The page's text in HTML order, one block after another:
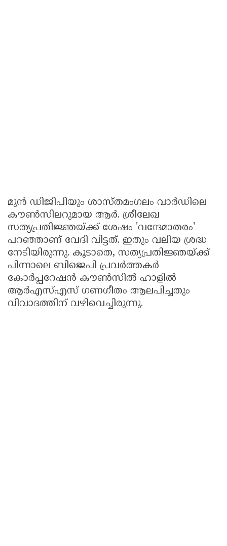
മുൻ ഡിജിപിയും ശാസ്തമംഗലം വാർഡിലെ
കൗൺസിലറുമായ ആർ. ശ്രീലേഖ
സത്യപ്രതിജ്ഞയ്ക്ക് ശേഷം 'വന്ദേമാതരം'
പറഞ്ഞാണ് വേദി വിട്ടത്. ഇതും വലിയ ശ്രദ്ധ
നേടിയിരുന്നു. കൂടാതെ, സത്യപ്രതിജ്ഞയ്ക്ക്
പിന്നാലെ ബിജെപി പ്രവർത്തകർ
കോർപ്പറേഷൻ കൗൺസിൽ ഹാളിൽ
ആർഎസ്എസ് ഗണഗീതം ആലപിച്ചതും
വിവാദത്തിന് വഴിവെച്ചിരുന്നു.